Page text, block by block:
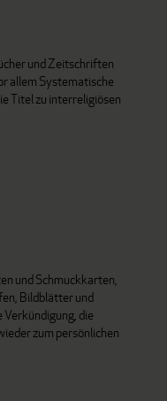
und Zeitschriften
allem Systematische
Titel zu interreligiösen
und Schmuckkarten,
Bildblätter und
die
zum persönlichen